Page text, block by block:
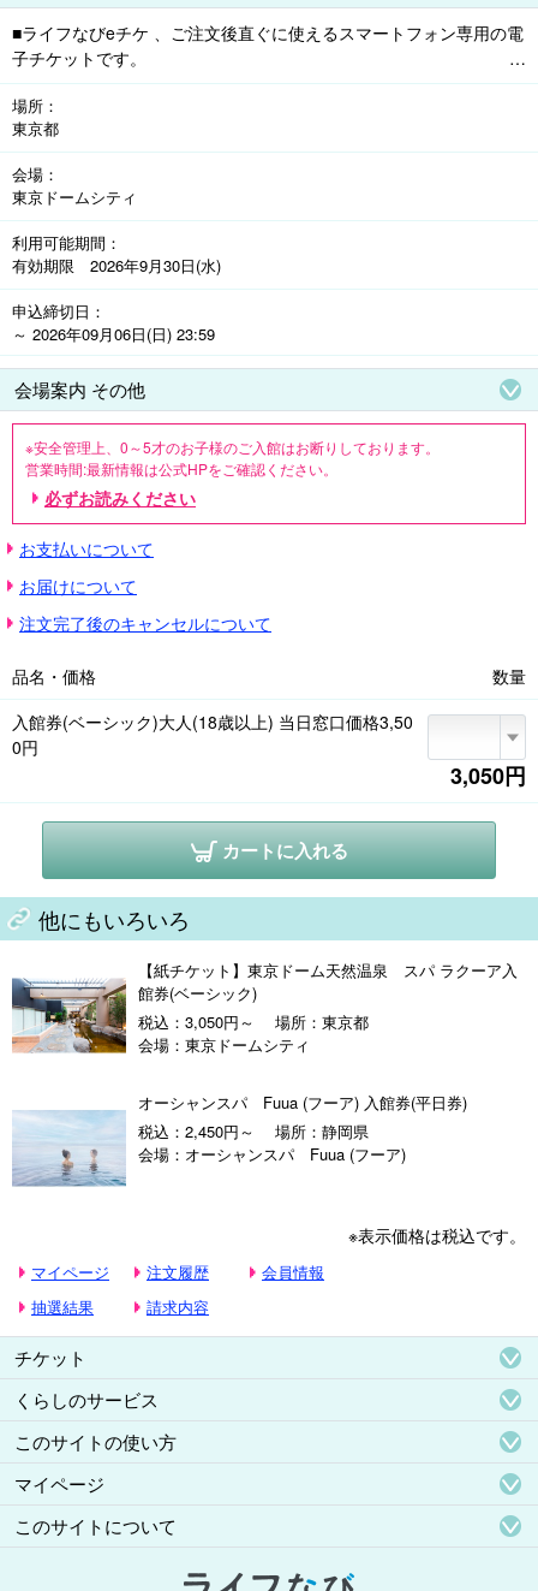
■ライフなびeチケ 、ご注文後直ぐに使えるスマートフォン専用の電
子チケットです。
都心にいながら「トータルでキレイがかなう」上質な癒しの空間。
都会にいることを忘れさせる極上のリゾート気分で心ゆくまでお過
ごしください。
・ベーシック料金設定日にご利用いただけます。なお、差額支払い
で他料金設定日のご利用も可能です。
・料金設定スケジュールにつきましては、スパ ラクーア公式ホーム
ページよりご確認ください。
・入館券には、入浴料・館内専用ウェア・タオルレンタル料が含ま
れます。
・6～17歳の方のご利用は保護者(6～11歳の方は同性の保護者)同伴
のもと、18:00まで。(最終入館受付15:00)※6～17歳は現地精算
場所
東京都
会場
東京ドームシティ
利用可能期間
有効期限 2026年9月30日(水)
申込締切日
～ 2026年09月06日(日) 23:59
会場案内 その他
※安全管理上、0～5才のお子様のご入館はお断りしております。
営業時間:最新情報は公式HPをご確認ください。
休館日:最新情報は公式HPをご確認ください。
■ご注文後キャンセルすることが出来ませんのでご注意ください。
・混雑状況により入館を制限させていただく場合がございます。
・深夜割増し料金設定あり(深夜1:00～早朝6:00にご滞在のお客様)
・施設点検・整備のため、休館日を設ける場合がございます。
・休館日、追加料金等は事前にHPまたはお電話にてご確認ください。
たしかねます。
必ずお読みください
お支払いについて
お届けについて
注文完了後のキャンセルについて
品名・価格
数量
入館券(ベーシック)大人(18歳以上) 当日窓口価格3,50
0円
3,050円
カートに入れる
他にもいろいろ
【紙チケット】東京ドーム天然温泉 スパ ラクーア入
館券(ベーシック)
税込：3,050円～
場所：東京都
会場：東京ドームシティ
オーシャンスパ Fuua (フーア) 入館券(平日券)
税込：2,450円～
場所：静岡県
会場：オーシャンスパ Fuua (フーア)
※表示価格は税込です。
マイページ 注文履歴
会員情報
抽選結果
請求内容
チケット
くらしのサービス
このサイトの使い方
マイページ
このサイトについて